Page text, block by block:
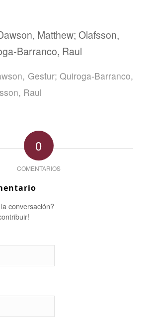
Matthew; Olafsson,
Barranco, Raul
, Gestur; Quiroga-Barranco,
, Raul
0
COMENTARIOS
conversación?